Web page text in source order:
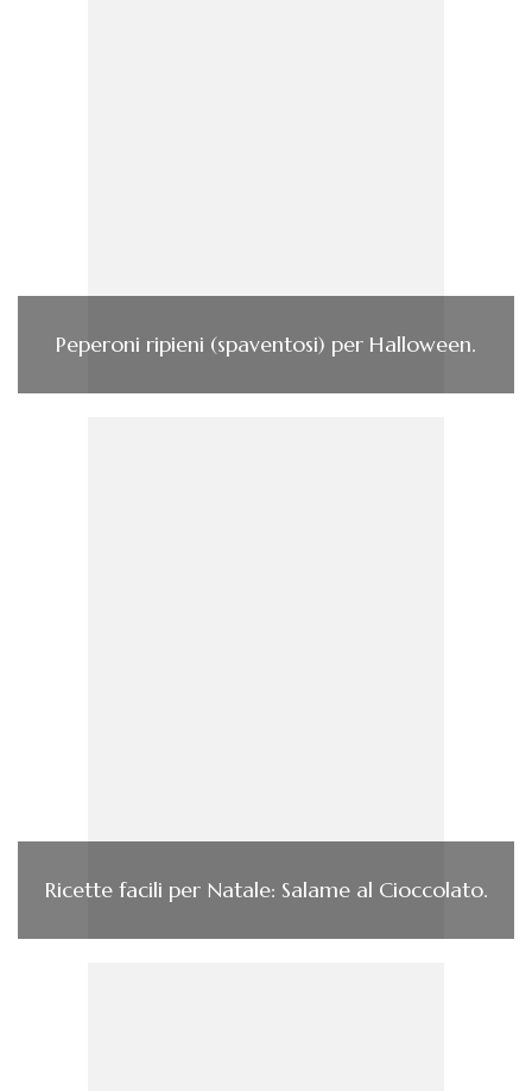
Peperoni ripieni (spaventosi) per Halloween.
Ricette facili per Natale: Salame al Cioccolato.